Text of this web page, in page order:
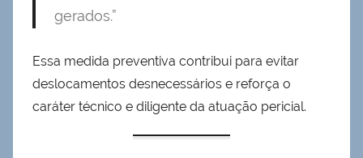
gerados.”
Essa medida preventiva contribui para evitar
deslocamentos desnecessários e reforça o
caráter técnico e diligente da atuação pericial.